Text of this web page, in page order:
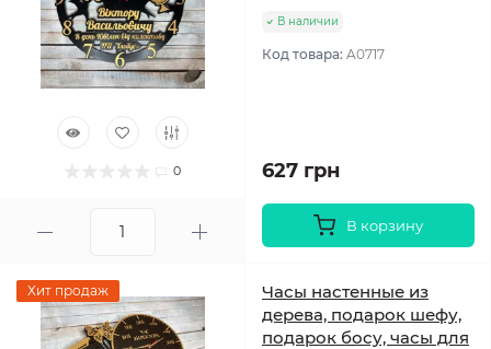
0
В наличии
Код товара: A0717
627 грн
В корзину
Хит продаж
Часы настенные из
дерева, подарок шефу,
подарок босу, часы для